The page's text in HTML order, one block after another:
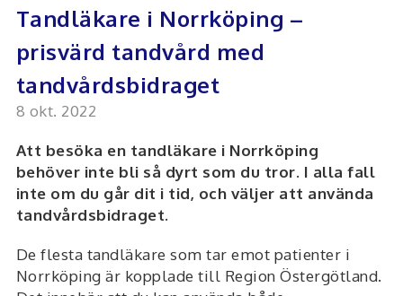
Tandläkare i Norrköping –
prisvärd tandvård med
tandvårdsbidraget
8 okt. 2022
Att besöka en tandläkare i Norrköping
behöver inte bli så dyrt som du tror. I alla fall
inte om du går dit i tid, och väljer att använda
tandvårdsbidraget.
De flesta tandläkare som tar emot patienter i
Norrköping är kopplade till Region Östergötland.